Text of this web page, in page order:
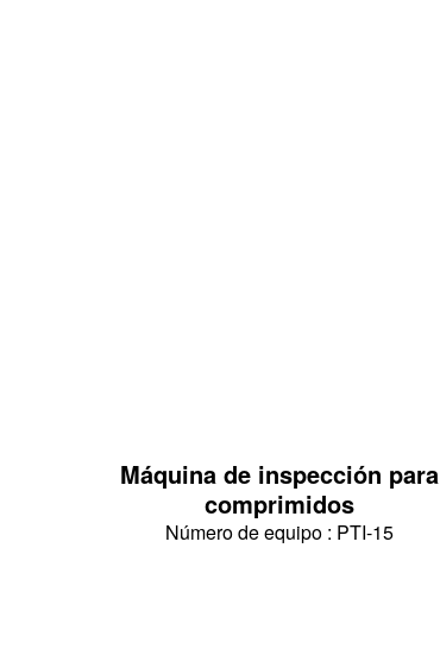
Máquina de inspección para
comprimidos
Número de equipo : PTI-15